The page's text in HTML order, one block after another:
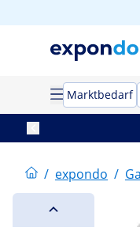
Marktbedarf
/ expondo /